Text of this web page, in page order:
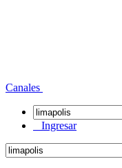
Canales
Ingresar